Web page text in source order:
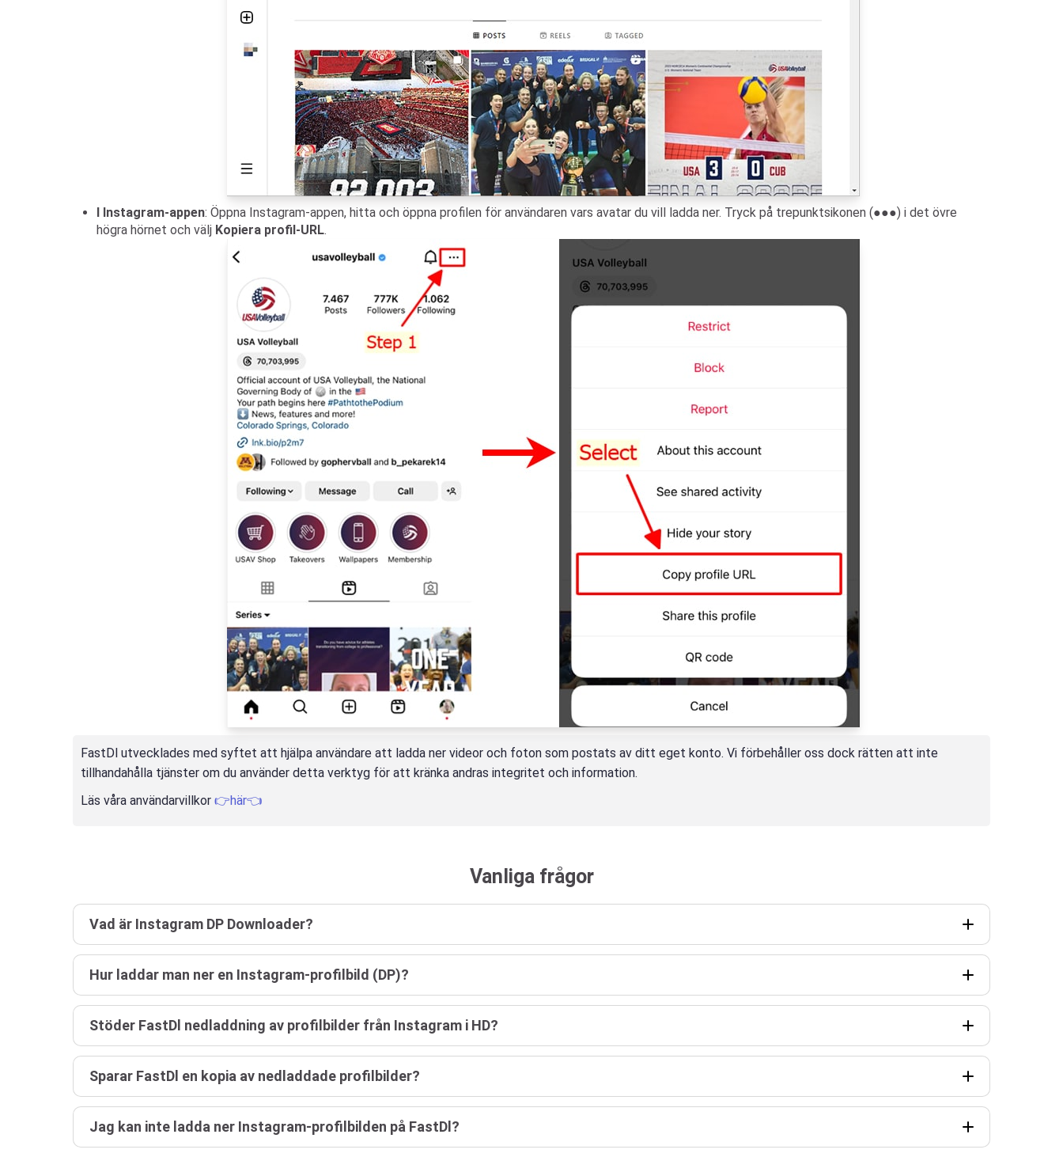
I Instagram-appen: Öppna Instagram-appen, hitta och öppna profilen för användaren vars avatar du vill ladda ner. Tryck på trepunktsikonen (●●●) i det övre
högra hörnet och välj Kopiera profil-URL.
FastDl utvecklades med syftet att hjälpa användare att ladda ner videor och foton som postats av ditt eget konto. Vi förbehåller oss dock rätten att inte
tillhandahålla tjänster om du använder detta verktyg för att kränka andras integritet och information.
Läs våra användarvillkor 👉här👈
Vanliga frågor
Vad är Instagram DP Downloader?
Hur laddar man ner en Instagram-profilbild (DP)?
Stöder FastDl nedladdning av profilbilder från Instagram i HD?
Sparar FastDl en kopia av nedladdade profilbilder?
Jag kan inte ladda ner Instagram-profilbilden på FastDl?